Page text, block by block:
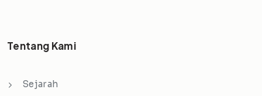
Tentang Kami
Sejarah